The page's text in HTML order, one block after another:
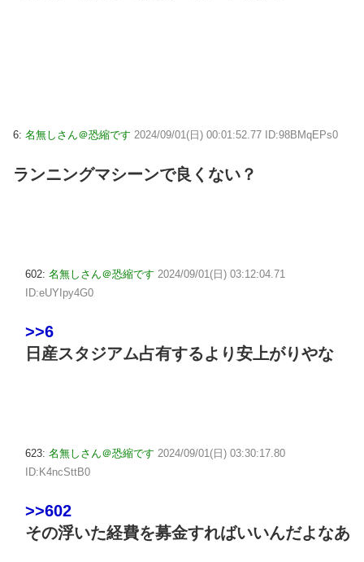
6: 名無しさん＠恐縮です 2024/09/01(日) 00:01:52.77 ID:98BMqEPs0
ランニングマシーンで良くない？
602: 名無しさん＠恐縮です 2024/09/01(日) 03:12:04.71
ID:eUYIpy4G0
>>6
日産スタジアム占有するより安上がりやな
623: 名無しさん＠恐縮です 2024/09/01(日) 03:30:17.80
ID:K4ncSttB0
>>602
その浮いた経費を募金すればいいんだよなあ